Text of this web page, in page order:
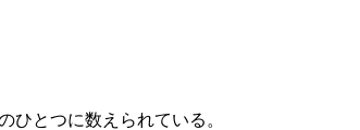
ひとつに数えられている。